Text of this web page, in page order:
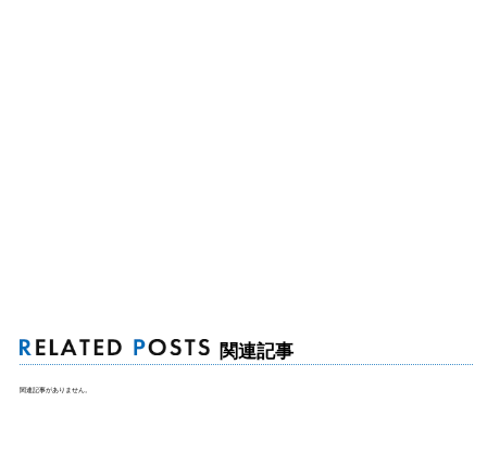
関連記事
関連記事がありません。